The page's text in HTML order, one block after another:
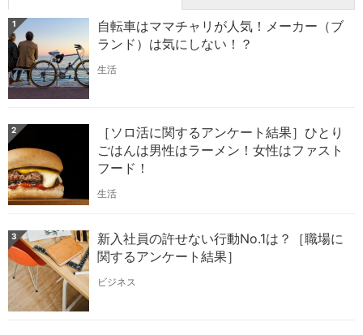
1
自転車はママチャリが人気！メーカー（ブ
ランド）は気にしない！？
生活
2
［ソロ活に関するアンケート結果］ひとり
ごはんは男性はラーメン！女性はファスト
フード！
生活
3
新入社員の許せない行動No.1は？［職場に
関するアンケート結果］
ビジネス